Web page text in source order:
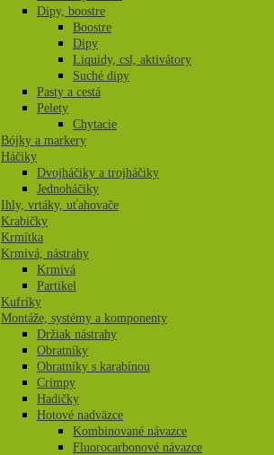
Dipy, boostre
Boostre
Dipy
Liquidy, csl, aktivátory
Suché dipy
Pasty a cestá
Pelety
Chytacie
Bójky a markery
Háčiky
Dvojháčiky a trojháčiky
Jednoháčiky
Ihly, vrtáky, uťahovače
Krabičky
Krmítka
Krmivá, nástrahy
Krmivá
Partikel
Kufríky
Montáže, systémy a komponenty
Držiak nástrahy
Obratníky
Obratníky s karabínou
Crimpy
Hadičky
Hotové nadväzce
Kombinované návazce
Fluorocarbonové návazce